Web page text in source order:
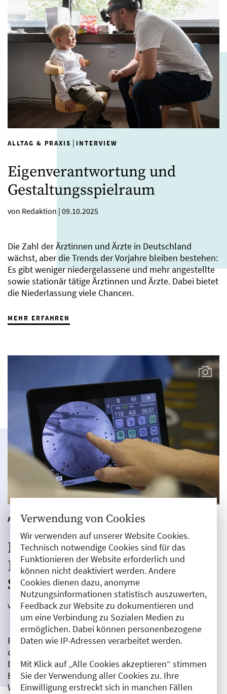
Verwendung von Cookies
Wir verwenden auf unserer Website Cookies.
Technisch notwendige Cookies sind für das
Funktionieren der Website erforderlich und
können nicht deaktiviert werden. Andere
Cookies dienen dazu, anonyme
Nutzungsinformationen statistisch auszuwerten,
Feedback zur Website zu dokumentieren und
um eine Verbindung zu Sozialen Medien zu
ermöglichen. Dabei können personenbezogene
Daten wie IP-Adressen verarbeitet werden.
Mit Klick auf „Alle Cookies akzeptieren“ stimmen
Sie der Verwendung aller Cookies zu. Ihre
Einwilligung erstreckt sich in manchen Fällen
ALLTAG & PRAXIS | INTERVIEW
Eigenverantwortung und
Gestaltungsspielraum
von Redaktion | 09.10.2025
Die Zahl der Ärztinnen und Ärzte in Deutschland
wächst, aber die Trends der Vorjahre bleiben bestehen:
Es gibt weniger niedergelassene und mehr angestellte
sowie stationär tätige Ärztinnen und Ärzte. Dabei bietet
die Niederlassung viele Chancen.
MEHR ERFAHREN
ALLTAG & PRAXIS|FOTOREPORTAGE
Neue Standards in der
Behandlung komplexer
Schmerzverläufe
von Redaktion |01.10.2025
Rund 12 Millionen Menschen in Deutschland leiden an
chronischen Schmerzen, darunter viele in der Region
Berlin-Brandenburg. Das Caritas Schmerzzentrum
Berlin setzt in Zusammenarbeit mit dem Caritas
Wirbelsäulenzentrum neue Standards in der